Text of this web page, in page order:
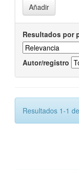
Resultados por
Autor/registro
Resultados 1-1